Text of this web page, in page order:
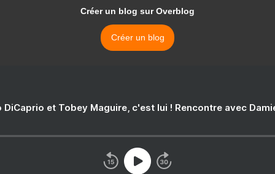
Créer un blog sur Overblog
Créer un blog
DiCaprio et Tobey Maguire, c'est lui ! Rencontre avec